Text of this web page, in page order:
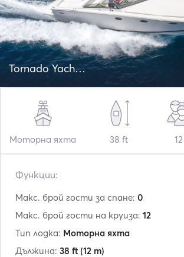
Tornado Yachts 38
Моторна яхта 38 ft 12
Функции:
Макс. брой гости за спане: 0
Макс. брой гости на круиза: 12
Тип лодка: Моторна яхта
Дължина: 38 ft (12 m)